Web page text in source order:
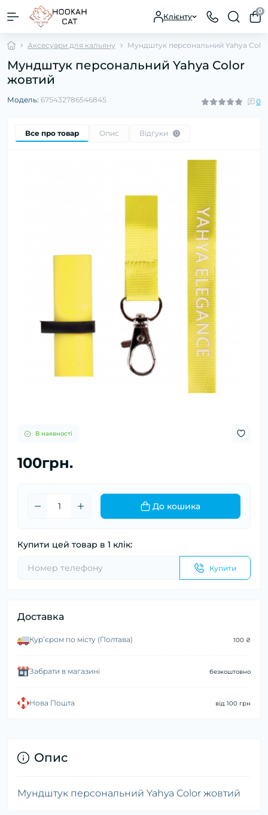
Клієнту
0
Аксесуари для кальяну Мундштук персональний Yahya
Мундштук персональний Yahya Color
жовтий
Модель: 675432786546845 0
Все про товар Опис Відгуки 0
В наявності
100грн.
До кошика
Купити цей товар в 1 клік:
Купити
Доставка
Курʼєром по місту (Полтава) 100 ₴
Забрати в магазині безкоштовно
Нова Пошта від 100 грн
Опис
Мундштук персональний Yahya Color жовтий